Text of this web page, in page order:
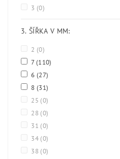
3 (0)
3. ŠÍŘKA V MM:
2 (0)
7(110)
6 (27)
8 (31)
25 (0)
28 (0)
31 (0)
34 (0)
38 (0)